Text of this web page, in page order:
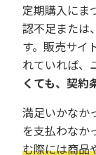
定期購入にま
認不足または
す。販売サイ
れていれば、
くても、契約
満足いかなか
を支払わなか
む際には商品